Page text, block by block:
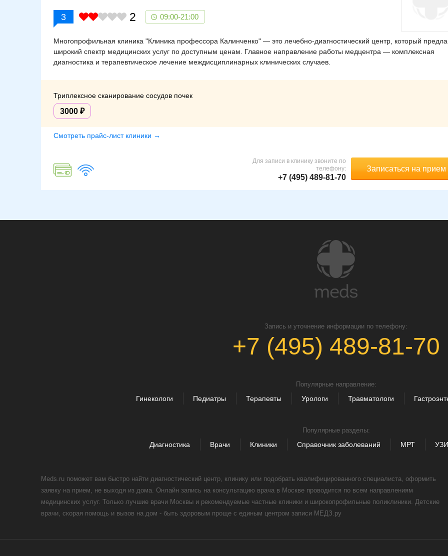
3 2 09:00-21:00
Многопрофильная клиника "Клиника профессора Калинченко" — это лечебно-диагностический центр, который
широкий спектр медицинских услуг по доступным ценам. Главное направление работы медцентра — комплексная
диагностика и терапевтическое лечение междисциплинарных клинических случаев.
Триплексное сканирование сосудов почек
3000
Смотреть прайс-лист клиники →
Записаться на прием
Для записи в клинику звоните по
телефону:
+7 (495) 489-81-70
Запись и уточнение информации по телефону:
+7 (495) 489-81-70
Популярные направление:
Гинекологи Педиатры Терапевты Урологи Травматологи
Популярные разделы:
Диагностика Врачи Клиники Справочник заболеваний МРТ УЗИ
Meds.ru поможет вам быстро найти диагностический центр, клинику или подобрать квалифицированного специалиста, оформить
заявку на прием, не выходя из дома. Онлайн запись на консультацию врача в Москве проводится по всем направлениям
медицинских услуг. Только лучшие врачи Москвы и рекомендуемые частные клиники и широкопрофильные поликлиники. Детские
врачи, скорая помощь и вызов на дом - быть здоровым проще с единым центром записи МЕДЗ.ру